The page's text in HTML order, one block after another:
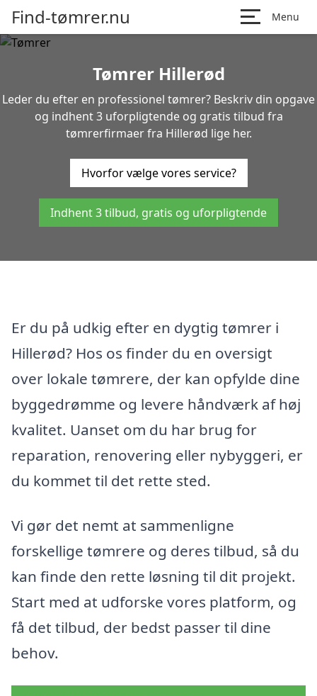
Find-tømrer.nu Menu
Tømrer Hillerød
Leder du efter en professionel tømrer? Beskriv din opgave
og indhent 3 uforpligtende og gratis tilbud fra
tømrerfirmaer fra Hillerød lige her.
Hvorfor vælge vores service?
Indhent 3 tilbud, gratis og uforpligtende
Er du på udkig efter en dygtig tømrer i
Hillerød? Hos os finder du en oversigt
over lokale tømrere, der kan opfylde dine
byggedrømme og levere håndværk af høj
kvalitet. Uanset om du har brug for
reparation, renovering eller nybyggeri, er
du kommet til det rette sted.
Vi gør det nemt at sammenligne
forskellige tømrere og deres tilbud, så du
kan finde den rette løsning til dit projekt.
Start med at udforske vores platform, og
få det tilbud, der bedst passer til dine
behov.